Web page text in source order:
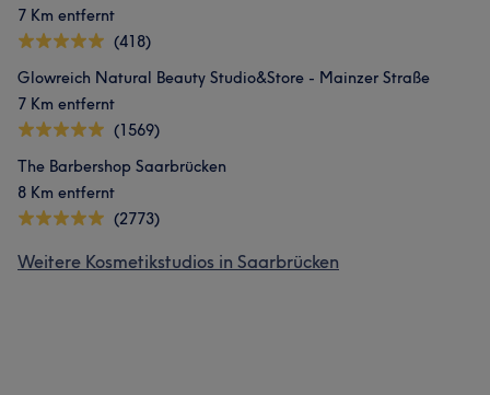
7 Km entfernt
(418)
Glowreich Natural Beauty Studio&Store - Mainzer Straße
7 Km entfernt
(1569)
The Barbershop Saarbrücken
8 Km entfernt
(2773)
Weitere Kosmetikstudios in Saarbrücken